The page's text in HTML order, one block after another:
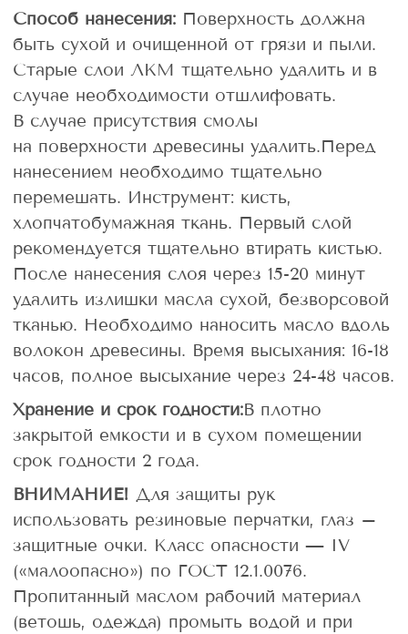
Способ нанесения: Поверхность должна
быть сухой и очищенной от грязи и пыли.
Старые слои ЛКМ тщательно удалить и в
случае необходимости отшлифовать.
В случае присутствия смолы
на поверхности древесины удалить.Перед
нанесением необходимо тщательно
перемешать. Инструмент: кисть,
хлопчатобумажная ткань. Первый слой
рекомендуется тщательно втирать кистью.
После нанесения слоя через 15-20 минут
удалить излишки масла сухой, безворсовой
тканью. Необходимо наносить масло вдоль
волокон древесины. Время высыхания: 16-18
часов, полное высыхание через 24-48 часов.
Хранение и срок годности:В плотно
закрытой емкости и в сухом помещении
срок годности 2 года.
ВНИМАНИЕ! Для защиты рук
использовать резиновые перчатки, глаз –
защитные очки. Класс опасности — IV
(«малоопасно») по ГОСТ 12.1.0076.
Пропитанный маслом рабочий материал
(ветошь, одежда) промыть водой и при